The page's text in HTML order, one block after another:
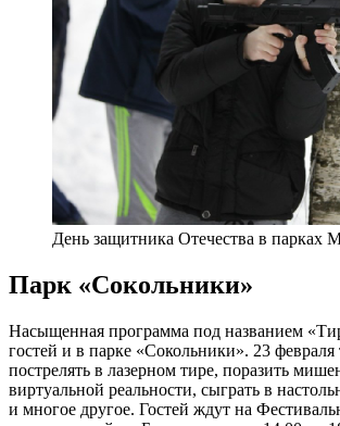
День защитника Отечества в парках
Парк «Сокольники»
Насыщенная программа под названием
гостей и в парке «Сокольники». 23
пострелять в лазерном тире, поразить
виртуальной реальности, сыграть в
и многое другое. Гостей ждут на